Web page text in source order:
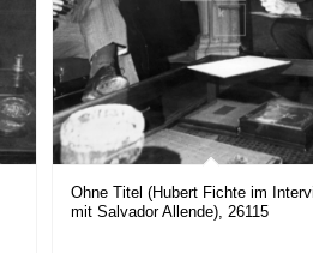
Ohne Titel (Hubert Fichte im
mit Salvador Allende), 26115